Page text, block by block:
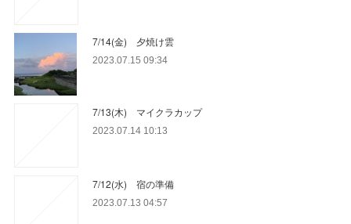
7/14(金) 夕焼け雲
2023.07.15 09:34
7/13(木) マイクラカップ
2023.07.14 10:13
7/12(水) 宿の準備
2023.07.13 04:57